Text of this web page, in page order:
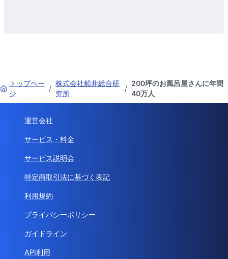
トップペー
ジ
/
株式会社船井総合研
究所
/
200坪のお風呂屋さんに年間
40万人
運営会社
サービス・料金
サービス説明会
特定商取引法に基づく表記
利用規約
プライバシーポリシー
ガイドライン
API利用